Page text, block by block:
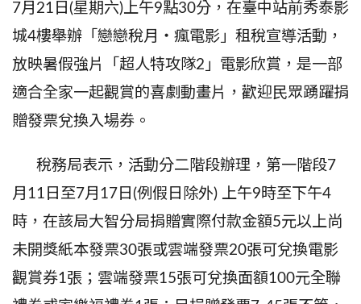
7月 21 日 (星期六)上午9點30分，在臺中站前秀泰影
城4樓舉辦「戀戀稅月‧瘋電影」租稅宣導活動，
放映暑假強片「超人特攻隊2 」電影欣賞，是一部
適合全家一起觀賞的喜劇動畫片，歡迎民眾踴躍捐
贈發票兌換入場券。
稅務局表示，活動分二階段辦理，第一階段7
月 11 日至7月 17 日 (例假日除外) 上午9時至下午4
時，在該局大智分局捐贈實際付款金額5元以上尚
未開獎紙本發票30張或雲端發票20張可兌換電影
觀賞券1張；雲端發票15張可兌換面額100元全聯